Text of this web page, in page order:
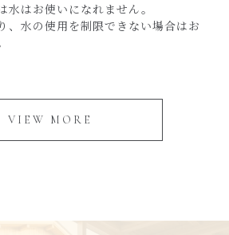
水はお使いになれません。
、水の使用を制限できない場合はお
VIEW MORE